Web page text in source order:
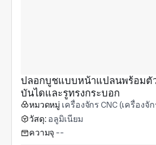
ปลอกบูชแบบหน้าแปลนพร้อมตั
บันไดและรูทรงกระบอก
หมวดหมู่ เครื่องจักร CNC (เครื่องจั
วัสดุ: อลูมิเนียม
ความจุ --